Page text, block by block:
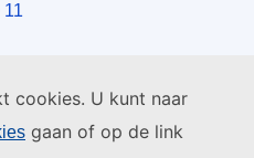
cookies. U kunt naar
gaan of op de link
centra